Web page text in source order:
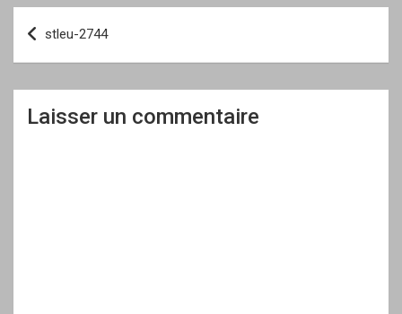
Navigation
de
stleu-2744
Laisser un commentaire